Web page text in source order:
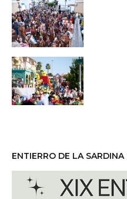
ENTIERRO DE LA